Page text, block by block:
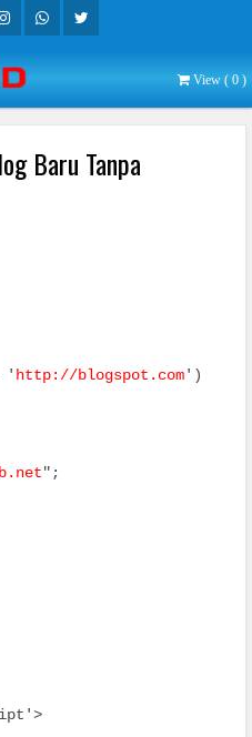
View ( 0 )
Baru Tanpa
' http://blogspot.com')
";